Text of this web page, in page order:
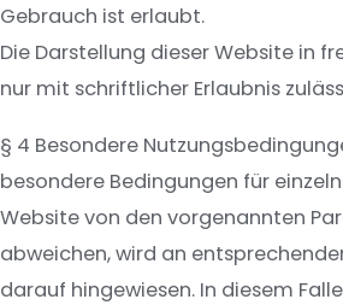
Gebrauch ist erlaubt.
Die Darstellung dieser Website in
nur mit schriftlicher Erlaubnis
§ 4 Besondere
besondere Bedingungen für
Website von den vorgenannten
abweichen, wird an
darauf hingewiesen. In diesem